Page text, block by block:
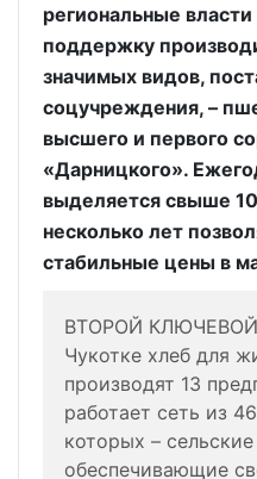
региональные
поддержку
значимых видов,
соцучреждения, –
высшего и первого
«Дарницкого».
выделяется свыше
несколько лет
стабильные цены в
ВТОРОЙ
Чукотке хлеб для
производят 13
работает сеть из
которых –
обеспечивающие